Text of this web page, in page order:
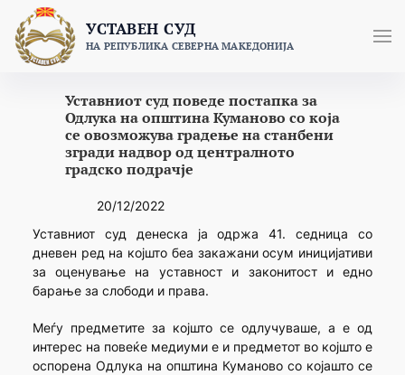
content
УСТАВЕН СУД
НА РЕПУБЛИКА СЕВЕРНА МАКЕДОНИЈА
Уставниот суд поведе постапка за
Одлука на општина Куманово со која
се овозможува градење на станбени
згради надвор од централното
градско подрачје
20/12/2022
Уставниот суд денеска ја одржа 41. седница со
дневен ред на којшто беа закажани осум иницијативи
за оценување на уставност и законитост и едно
барање за слободи и права.
Меѓу предметите за којшто се одлучуваше, а е од
интерес на повеќе медиуми е и предметот во којшто е
оспорена Одлука на општина Куманово со којашто се